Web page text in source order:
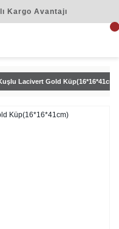
Kargo Avantajı
Lacivert Gold Küp(16*16*41cm)